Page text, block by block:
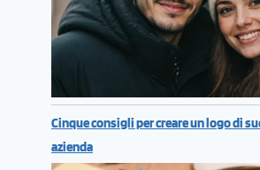
Cinque consigli per creare un logo di
azienda